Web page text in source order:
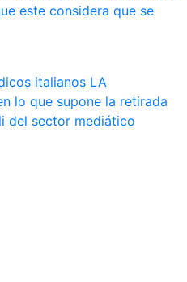
este considera que se
italianos LA
lo que supone la retirada
del sector mediático